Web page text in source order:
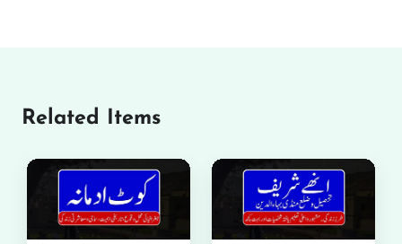
Related Items